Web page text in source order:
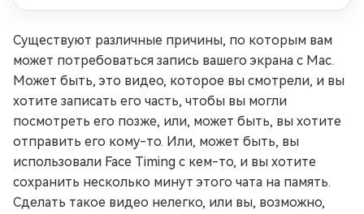
Существуют различные причины, по которым вам
может потребоваться запись вашего экрана с Mac.
Может быть, это видео, которое вы смотрели, и вы
хотите записать его часть, чтобы вы могли
посмотреть его позже, или, может быть, вы хотите
отправить его кому-то. Или, может быть, вы
использовали Face Timing с кем-то, и вы хотите
сохранить несколько минут этого чата на память.
Сделать такое видео нелегко, или вы, возможно,